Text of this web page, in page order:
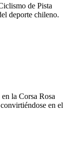
de Pista
deporte chileno.
la Corsa Rosa
en el